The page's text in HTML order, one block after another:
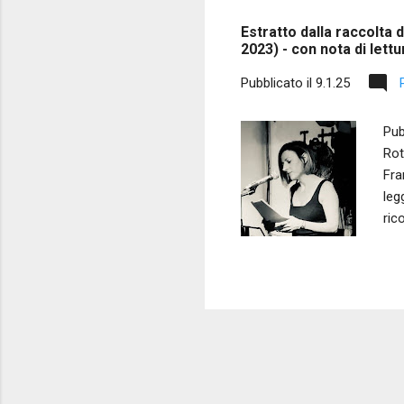
Estratto dalla raccolta
2023) - con nota di
Pubblicato il 9.1.25